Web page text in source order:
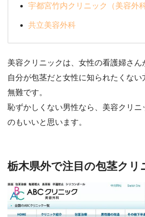
宇都宮竹内クリニック（美容外科
共立美容外科
美容クリニックは、女性の看護婦さん
自分が包茎だと女性に知られたくな
無難です。
恥ずかしくない男性なら、美容クリニ
のもいいと思います。
栃木県外で注目の包茎クリ